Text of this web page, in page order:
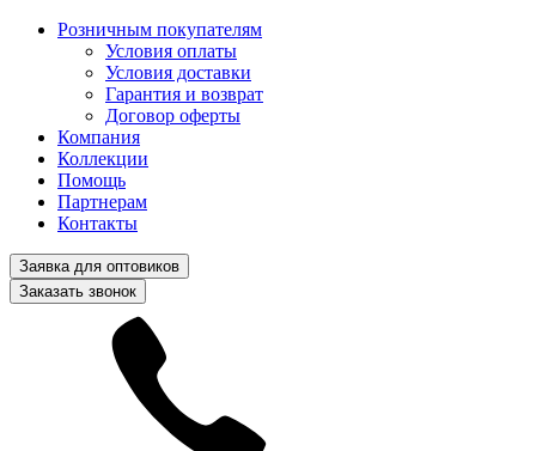
Розничным покупателям
Условия оплаты
Условия доставки
Гарантия и возврат
Договор оферты
Компания
Коллекции
Помощь
Партнерам
Контакты
Заявка для оптовиков
Заказать звонок